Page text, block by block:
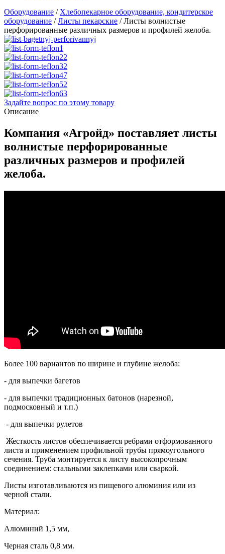
Оборудование /Хлебопекарное оборудование, кондитерское
оборудование /Листы пекарские /Листы волнистые
перфорированные различных размеров и профилей желоба.
Задайте вопрос по этому товару
Описание
Компания «Агройд» поставляет листы
волнистые перфорированные
различных размеров и профилей
желоба.
Более 100 вариантов по ширине и глубине желоба:
- для выпечки багетов
- для выпечки традиционных батонов (нарезной,
подмосковный и т.п.)
- для выпечки рулетов
Жесткость листов обеспечивается ребрами отформованного
листа и применением профильной трубы прямоугольного
сечения. Труба монтируется к листу высокопрочным
соединением: стальными заклепками или сваркой.
Листы изготавливаются из пищевого алюминия или из
черной стали.
Материал:
Алюминий 1,5 мм,
Черная сталь 0,8 мм.